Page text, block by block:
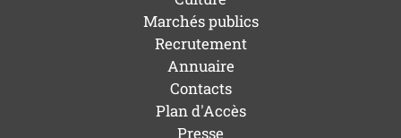
Marchés publics
Recrutement
Annuaire
Contacts
Plan d'Accès
Presse